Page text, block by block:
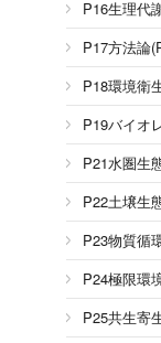
P16生理代
P17方法論
P18環境衛
P19バイオ
P21水圏生
P22土壌生
P23物質循
P24極限環
P25共生寄